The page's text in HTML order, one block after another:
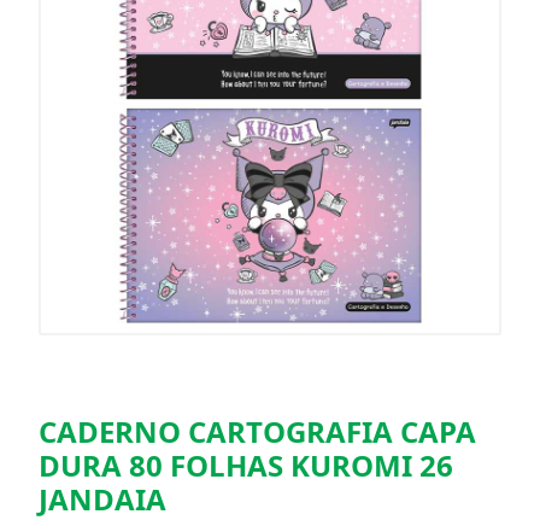
CADERNO CARTOGRAFIA CAPA
DURA 80 FOLHAS KUROMI 26
JANDAIA